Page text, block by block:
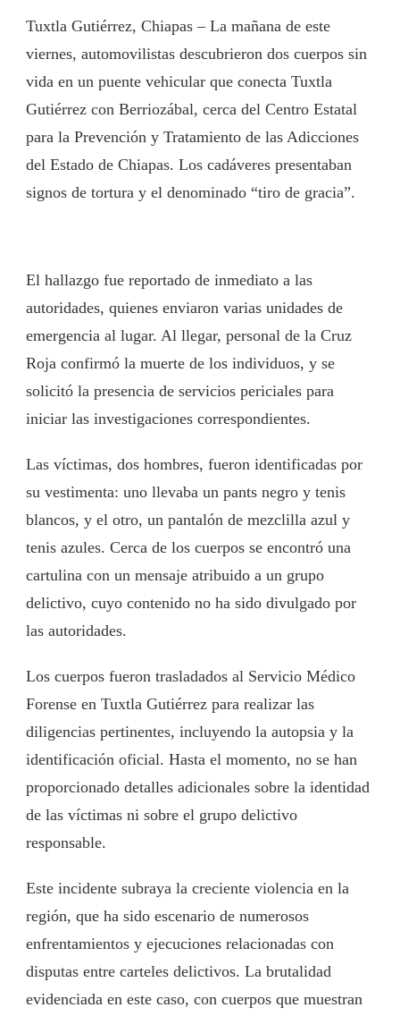
Tuxtla Gutiérrez, Chiapas – La mañana de este
viernes, automovilistas descubrieron dos cuerpos sin
vida en un puente vehicular que conecta Tuxtla
Gutiérrez con Berriozábal, cerca del Centro Estatal
para la Prevención y Tratamiento de las Adicciones
del Estado de Chiapas. Los cadáveres presentaban
signos de tortura y el denominado “tiro de gracia”.
El hallazgo fue reportado de inmediato a las
autoridades, quienes enviaron varias unidades de
emergencia al lugar. Al llegar, personal de la Cruz
Roja confirmó la muerte de los individuos, y se
solicitó la presencia de servicios periciales para
iniciar las investigaciones correspondientes.
Las víctimas, dos hombres, fueron identificadas por
su vestimenta: uno llevaba un pants negro y tenis
blancos, y el otro, un pantalón de mezclilla azul y
tenis azules. Cerca de los cuerpos se encontró una
cartulina con un mensaje atribuido a un grupo
delictivo, cuyo contenido no ha sido divulgado por
las autoridades.
Los cuerpos fueron trasladados al Servicio Médico
Forense en Tuxtla Gutiérrez para realizar las
diligencias pertinentes, incluyendo la autopsia y la
identificación oficial. Hasta el momento, no se han
proporcionado detalles adicionales sobre la identidad
de las víctimas ni sobre el grupo delictivo
responsable.
Este incidente subraya la creciente violencia en la
región, que ha sido escenario de numerosos
enfrentamientos y ejecuciones relacionadas con
disputas entre carteles delictivos. La brutalidad
evidenciada en este caso, con cuerpos que muestran